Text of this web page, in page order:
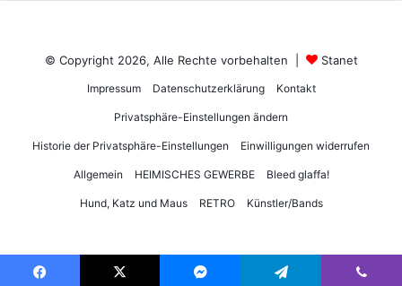
© Copyright 2026, Alle Rechte vorbehalten | Stanet
Impressum Datenschutzerklärung Kontakt
Privatsphäre-Einstellungen ändern
Historie der Privatsphäre-Einstellungen Einwilligungen widerrufen
Allgemein HEIMISCHES GEWERBE Bleed glaffa!
Hund, Katz und Maus RETRO Künstler/Bands
DSGVO Cookie Consent mit Real Cookie Banner